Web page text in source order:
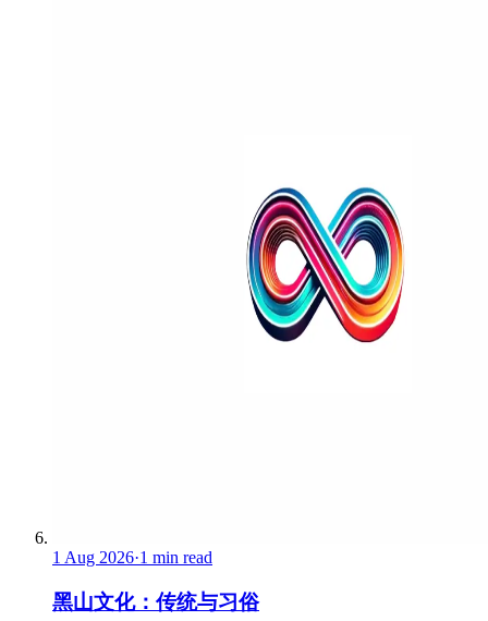
1 Aug 2026·1 min read
黑山文化：传统与习俗